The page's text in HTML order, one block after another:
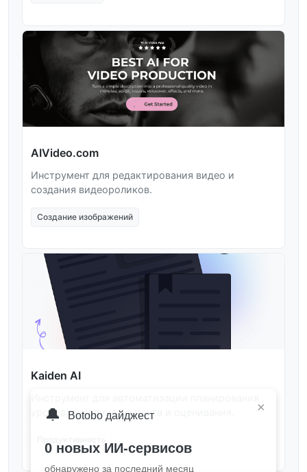
AIVideo.com
Инструмент для редактирования видео и
создания видеороликов.
Создание изображений
Kaiden AI
уроков, создания контента и оценивания.
×
🔔 Botobo дайджест
0 новых ИИ-сервисов
обнаружено за последний месяц